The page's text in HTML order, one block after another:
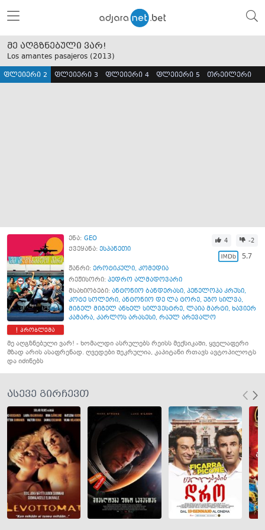
მე აღგზნებული ვარ!
Los amantes pasajeros (2013)
ფლეიერი 2 ფლეიერი 3 ფლეიერი 4 ფლეიერი 5 თრეილერი
პრობლემა
ენა: GEO
ქვეყანა: ესპანეთი
4 -2
5.7
ჟანრი: ეროტიკული, კომედია
რეჟისორი: პედრო ალმადოვარი
მსახიობები: ანტონიო ბანდერასი, პენელოპა კრუსი,
კოტე სოლერი, ანტონიო დე ლა ტორე, უგო სილვა,
მიგელ მიგელ ანხელ სილვესტრე, ლაია მარტი, ხავიერ
კამარა, კარლოს არასესი, რაულ არევალო
მე აღგზნებული ვარ! - ხომალდი ასრულებს რეისს მექსიკაში, ყველაფერი
მზად არის ასაფრენად. ღვედები შეკრულია, კაპიტანი რთავს ავტოპილოტს
და იძინებს
ასევე გირჩევთ